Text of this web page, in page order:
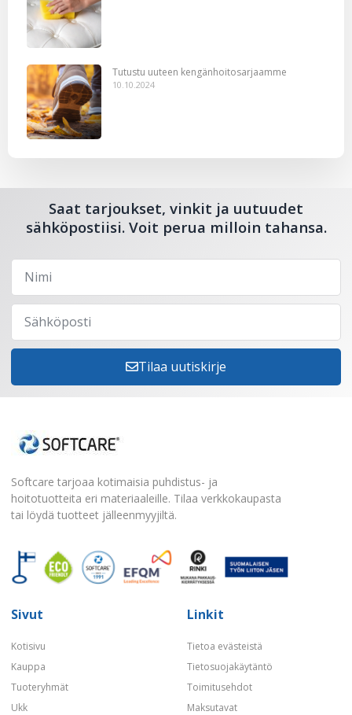
Tutustu uuteen kengänhoitosarjaamme
10.10.2024
Saat tarjoukset, vinkit ja uutuudet
sähköpostiisi. Voit perua milloin tahansa.
Tilaa uutiskirje
Softcare tarjoaa kotimaisia puhdistus- ja
hoitotuotteita eri materiaaleille. Tilaa verkkokaupasta
tai löydä tuotteet jälleenmyyjiltä.
Sivut
Kotisivu
Kauppa
Tuoteryhmät
Ukk
Linkit
Tietoa evästeistä
Tietosuojakäytäntö
Toimitusehdot
Maksutavat